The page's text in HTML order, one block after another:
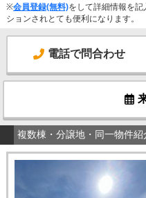
※会員登録(無料)をして詳細情報を
ションされとても便利になります。
電話で問合わせ
複数棟・分譲地・同一物件紹